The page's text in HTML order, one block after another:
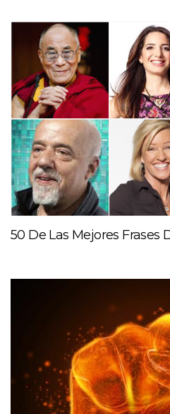
50 De Las Mejores Frases